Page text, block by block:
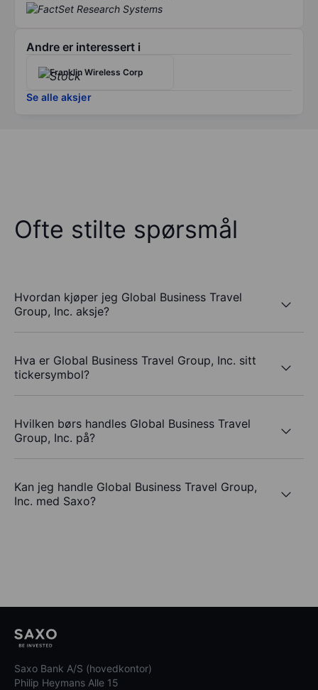
Andre er interessert i
Franklin Wireless Corp
Se alle aksjer
Ofte stilte spørsmål
Hvordan kjøper jeg Global Business Travel
Group, Inc. aksje?
Hva er Global Business Travel Group, Inc. sitt
tickersymbol?
Hvilken børs handles Global Business Travel
Group, Inc. på?
Kan jeg handle Global Business Travel Group,
Inc. med Saxo?
Saxo Bank A/S (hovedkontor)
Philip Heymans Alle 15